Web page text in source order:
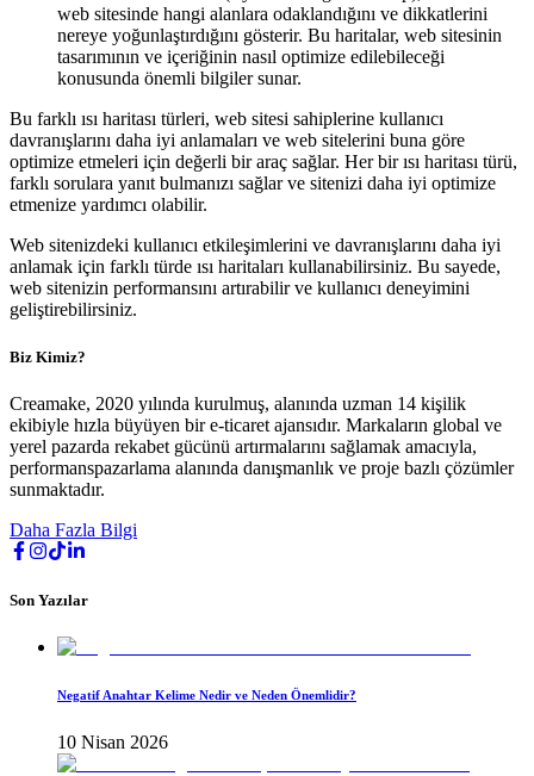
web sitesinde hangi alanlara odaklandığını ve dikkatlerini
nereye yoğunlaştırdığını gösterir. Bu haritalar, web sitesinin
tasarımının ve içeriğinin nasıl optimize edilebileceği
konusunda önemli bilgiler sunar.
Bu farklı ısı haritası türleri, web sitesi sahiplerine kullanıcı
davranışlarını daha iyi anlamaları ve web sitelerini buna göre
optimize etmeleri için değerli bir araç sağlar. Her bir ısı haritası türü,
farklı sorulara yanıt bulmanızı sağlar ve sitenizi daha iyi optimize
etmenize yardımcı olabilir.
Web sitenizdeki kullanıcı etkileşimlerini ve davranışlarını daha iyi
anlamak için farklı türde ısı haritaları kullanabilirsiniz. Bu sayede,
web sitenizin performansını artırabilir ve kullanıcı deneyimini
geliştirebilirsiniz.
Biz Kimiz?
Creamake, 2020 yılında kurulmuş, alanında uzman 14 kişilik
ekibiyle hızla büyüyen bir e-ticaret ajansıdır. Markaların global ve
yerel pazarda rekabet gücünü artırmalarını sağlamak amacıyla,
performanspazarlama alanında danışmanlık ve proje bazlı çözümler
sunmaktadır.
Daha Fazla Bilgi
Son Yazılar
Negatif Anahtar Kelime Nedir ve Neden Önemlidir?
10 Nisan 2026